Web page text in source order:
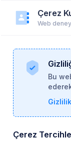
Duyurular
Çerez
Web
Bu
Çerez